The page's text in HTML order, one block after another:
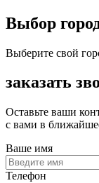
Выбор
Выберите свой
заказать
Оставьте ваши
с вами в
Ваше имя
Телефон